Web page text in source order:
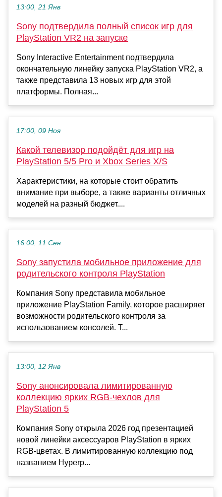
13:00, 21 Янв
Sony подтвердила полный список игр для
PlayStation VR2 на запуске
Sony Interactive Entertainment подтвердила
окончательную линейку запуска PlayStation VR2, а
также представила 13 новых игр для этой
платформы. Полная...
17:00, 09 Ноя
Какой телевизор подойдёт для игр на
PlayStation 5/5 Pro и Xbox Series X/S
Характеристики, на которые стоит обратить
внимание при выборе, а также варианты отличных
моделей на разный бюджет....
16:00, 11 Сен
Sony запустила мобильное приложение для
родительского контроля PlayStation
Компания Sony представила мобильное
приложение PlayStation Family, которое расширяет
возможности родительского контроля за
использованием консолей. Т...
13:00, 12 Янв
Sony анонсировала лимитированную
коллекцию ярких RGB-чехлов для
PlayStation 5
Компания Sony открыла 2026 год презентацией
новой линейки аксессуаров PlayStation в ярких
RGB-цветах. В лимитированную коллекцию под
названием Hyperp...